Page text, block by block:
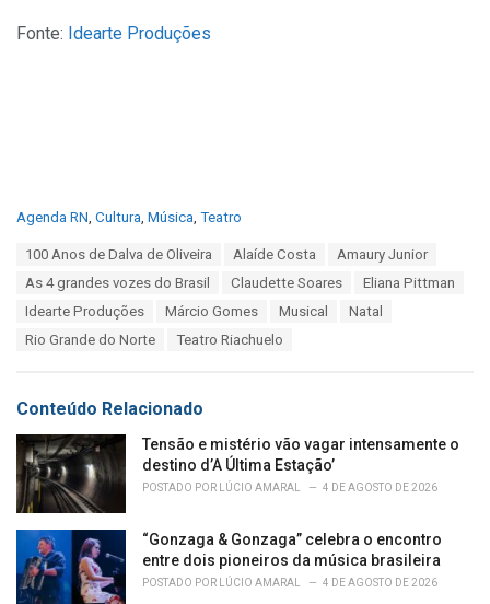
Fonte: Idearte Produções
C
:
Agenda RN, Cultura, Música, Teatro
100 Anos de Dalva de Oliveira Alaíde Costa
Amaury Junior
As 4 grandes vozes do Brasil
Claudette Soares
Eliana Pittman
Idearte Produções
Márcio Gomes Musical
Natal
Rio Grande do Norte
Teatro Riachuelo
Conteúdo Relacionado
Tensão e mistério vão vagar intensamente o
destino d’A Última Estação’
POSTADO POR LÚCIO AMARAL 4 DE AGOSTO DE 2026
“Gonzaga & Gonzaga” celebra o encontro
entre dois pioneiros da música brasileira
POSTADO POR LÚCIO AMARAL 4 DE AGOSTO DE 2026